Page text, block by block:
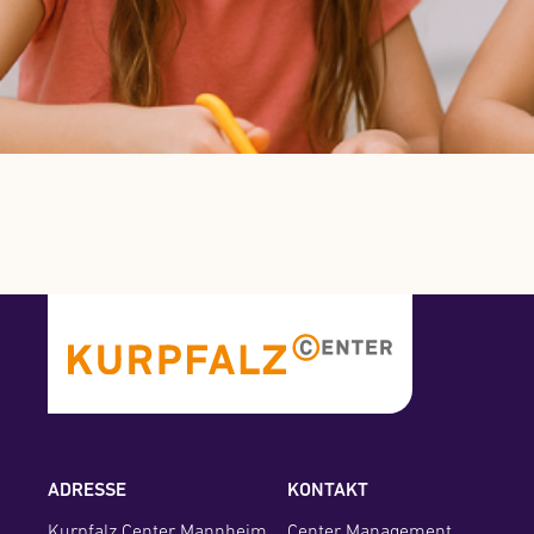
AKTUELLE UND VERGANGENE
ADRESSE KONTAKT